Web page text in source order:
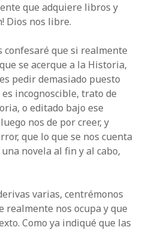
que adquiere libros y
Dios nos libre.
confesaré que si realmente
se acerque a la Historia,
pedir demasiado puesto
incognoscible, trato de
o editado bajo ese
nos de por creer, y
que lo que se nos cuenta
una novela al fin y al cabo,
varias, centrémonos
realmente nos ocupa y que
Como ya indiqué que las